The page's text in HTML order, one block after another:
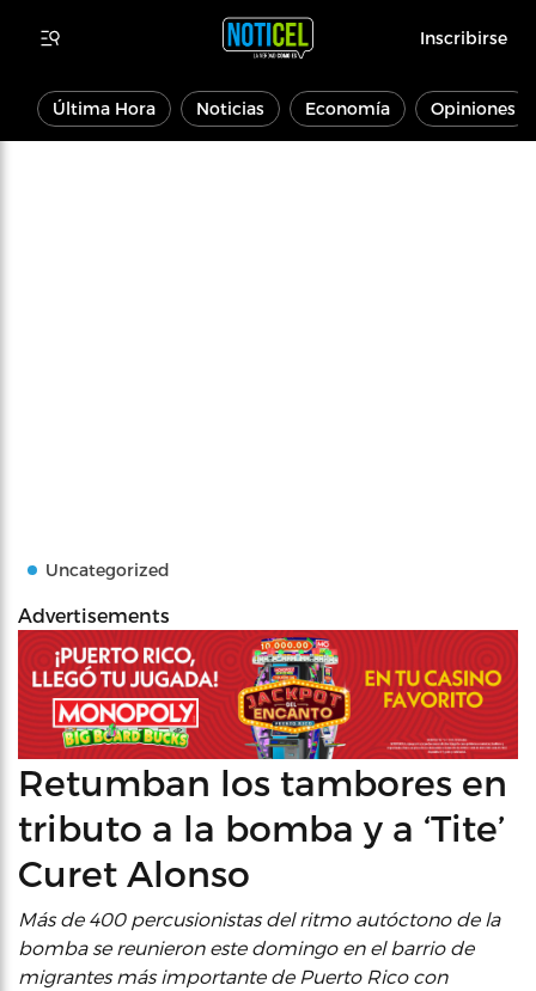
Inscribirse
Última Hora Noticias Economía Opiniones
Uncategorized
Advertisements
Retumban los tambores en
tributo a la bomba y a ‘Tite’
Curet Alonso
Más de 400 percusionistas del ritmo autóctono de la
bomba se reunieron este domingo en el barrio de
migrantes más importante de Puerto Rico con